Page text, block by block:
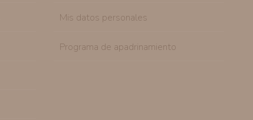
Mis datos personales
Programa de apadrinamiento